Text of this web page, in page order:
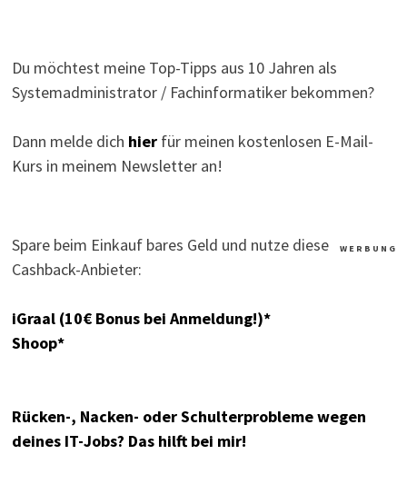
Du möchtest meine Top-Tipps aus 10 Jahren als
Systemadministrator / Fachinformatiker bekommen?
Dann melde dich hierfür meinen kostenlosen E-Mail-
Kurs in meinem Newsletter an!
W E R B U N G
Spare beim Einkauf bares Geld und nutze diese
Cashback-Anbieter:
iGraal (10€ Bonus bei Anmeldung!)*
Shoop*
Rücken-, Nacken- oder Schulterprobleme wegen
deines IT-Jobs? Das hilft bei mir!